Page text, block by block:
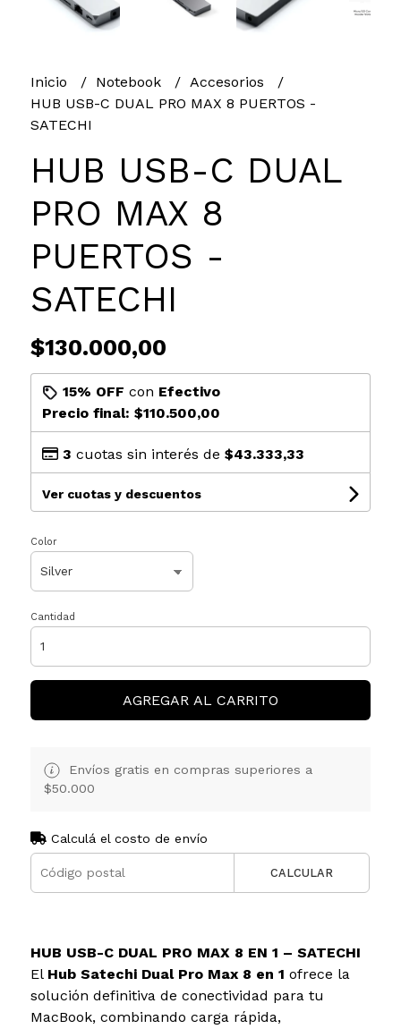
Inicio Notebook
Accesorios
HUB USB-C DUAL PRO MAX 8 PUERTOS -
SATECHI
HUB USB-C DUAL
PRO MAX 8
PUERTOS -
SATECHI
$130.000,00
15% OFF con Efectivo
Precio final: $110.500,00
3 cuotas sin interés de $43.333,33
Ver cuotas y descuentos
Color
Cantidad
AGREGAR AL CARRITO
Envíos gratis en compras superiores a
$50.000
Calculá el costo de envío
CALCULAR
HUB USB-C DUAL PRO MAX 8 EN 1 – SATECHI
El Hub Satechi Dual Pro Max 8 en 1 ofrece la
solución definitiva de conectividad para tu
MacBook, combinando carga rápida,